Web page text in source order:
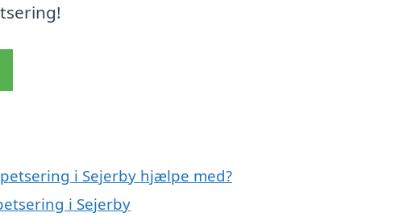
i Sejerby hjælpe med?
i Sejerby